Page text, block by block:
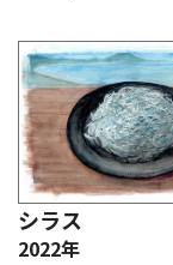
シラス
2022年